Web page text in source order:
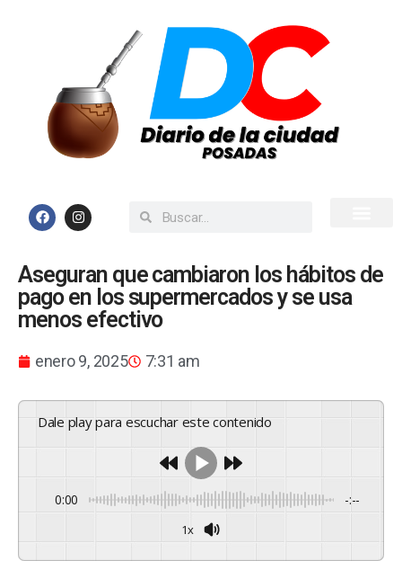
Aseguran que cambiaron los hábitos de
pago en los supermercados y se usa
menos efectivo
enero 9, 2025 7:31 am
Dale play para escuchar este contenido
0:00 -:--
1x